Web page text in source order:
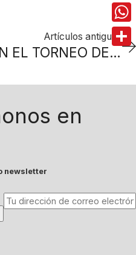
DESTACADA ACTUACIÓN DE LA CCSA EN EL TORNEO DE GOLF INTERCÁMARAS 2024
Artículos antiguos
en
newsletter
X